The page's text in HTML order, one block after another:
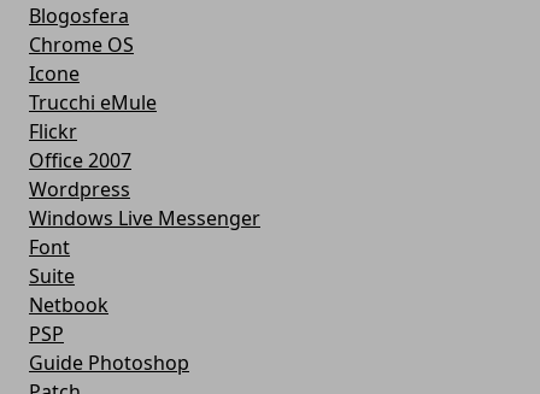
Blogosfera
Chrome OS
Icone
Trucchi eMule
Flickr
Office 2007
Wordpress
Windows Live Messenger
Font
Suite
Netbook
PSP
Guide Photoshop